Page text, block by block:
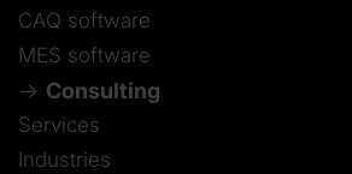
CAQ software
MES software
Consulting
Services
Industries